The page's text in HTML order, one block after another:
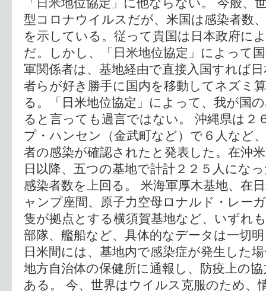
型コロナウイルスだが、米国は感染者数
を示している。従って貴国は日本政府に
だ。しかし、「日米地位協定」によって
軍関係者は、基地経由で直接入国すれば
者らが好き勝手に国内を移動してネズミ
る。「日米地位協定」によって、我が国
ると言っても過言ではない。 沖縄県は２
プ・ハンセン（金武町など）で６人など
者の感染が確認されたと発表した。在沖
日以降、五つの基地で計計２２５人にな
感染者数を上回る。 米海軍厚木基地、在
ャンプ座間、原子力空母ロナルド・レー
隻が拠点とする横須賀基地など、いずれ
部隊、艦船など、具体的なデータは一切
日米間には、基地内で感染症が発生した
地方自治体の保健所に通報し、防疫上の
ある。 今、世界はウイルス克服のため、